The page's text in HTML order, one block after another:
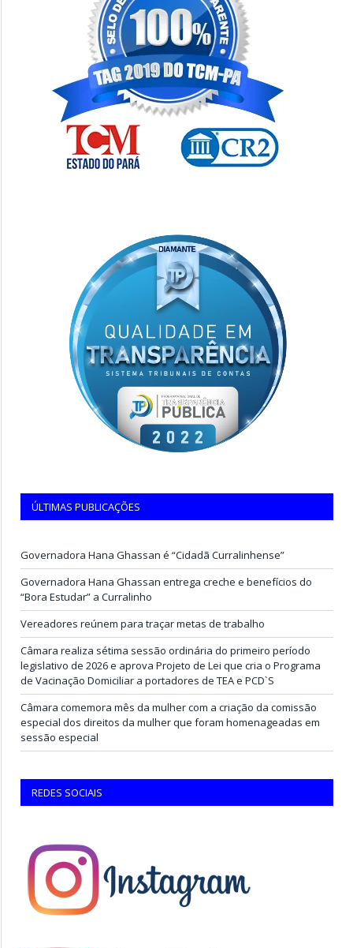
ÚLTIMAS PUBLICAÇÕES
Governadora Hana Ghassan é “Cidadã Curralinhense”
Governadora Hana Ghassan entrega creche e benefícios do
“Bora Estudar” a Curralinho
Vereadores reúnem para traçar metas de trabalho
Câmara realiza sétima sessão ordinária do primeiro período
legislativo de 2026 e aprova Projeto de Lei que cria o Programa
de Vacinação Domiciliar a portadores de TEA e PCD`S
Câmara comemora mês da mulher com a criação da comissão
especial dos direitos da mulher que foram homenageadas em
sessão especial
REDES SOCIAIS